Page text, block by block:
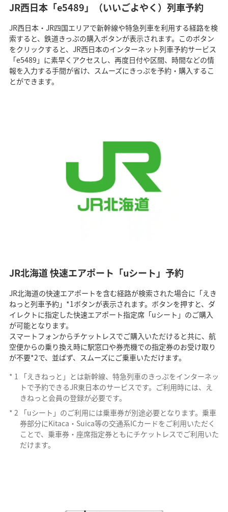
JR西日本「e5489」（いいごよやく）列車予約
JR西日本・JR四国エリアで新幹線や特急列車を利用する経路を検
索すると、鉄道きっぷの購入ボタンが表示されます。このボタン
をクリックすると、JR西日本のインターネット列車予約サービス
「e5489」に素早くアクセスし、再度日付や区間、時間などの情
報を入力する手間が省け、スムーズにきっぷを予約・購入するこ
とができます。
JR北海道 快速エアポート「uシート」予約
JR北海道の快速エアポートを含む経路が検索された場合に「えき
ねっと列車予約」*1ボタンが表示されます。ボタンを押すと、ダ
イレクトに指定した快速エアポート指定席「uシート」のご購入
が可能となります。
スマートフォンからチケットレスでご購入いただけると共に、航
空便からの乗り換え時に駅窓口や券売機での指定券のお受け取り
が不要*2で、並ばず、スムーズにご乗車いただけます。
* 1
「えきねっと」とは新幹線、特急列車のきっぷをインターネッ
トで予約できるJR東日本のサービスです。ご利用時には、え
きねっと会員の登録が必要です。
* 2
「uシート」のご利用には乗車券が別途必要となります。乗車
券部分にKitaca・Suica等の交通系ICカードをご利用いただく
ことで、乗車券・座席指定券ともにチケットレスでご利用いた
だけます。